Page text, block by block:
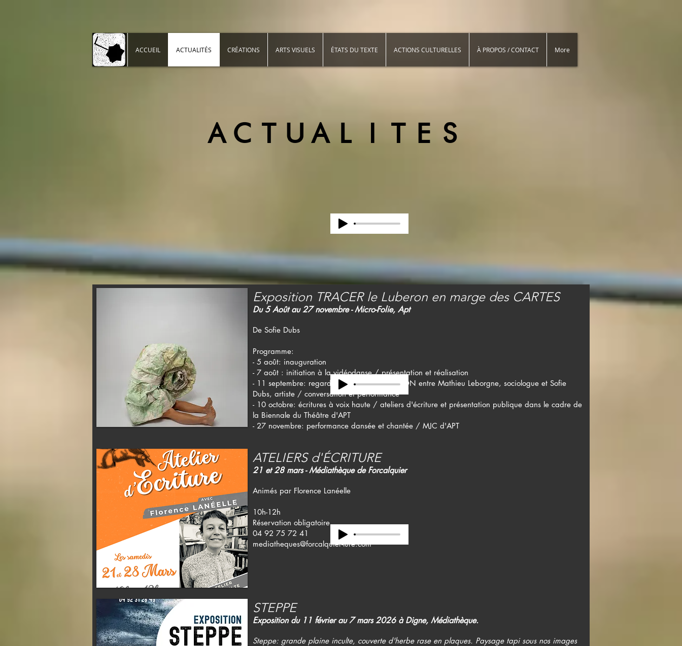
ACCUEIL ACTUALITÉS CRÉATIONS ARTS VISUELS ÉTATS DU TEXTE ACTIONS CULTURELLES À PROPOS / CONTACT More
ACTUALITES
Exposition TRACER le Luberon en marge des CARTES
Du 5 Août au 27 novembre - Micro-Folie, Apt
De Sofie Dubs
Programme:
- 5 août: inauguration
- 7 août : initiation à la vidéodanse / présentation et réalisation
- 11 septembre: regards croisés sur le LUBERON entre Mathieu Leborgne, sociologue et Sofie
Dubs, artiste / conversation et performance
- 10 octobre: écritures à voix haute / ateliers d'écriture et présentation publique dans le cadre de
la Biennale du Théâtre d'APT
- 27 novembre: performance dansée et chantée / MJC d'APT
ATELIERS d'ÉCRITURE
21 et 28 mars - Médiathèque de Forcalquier
Animés par Florence Lanéelle
10h-12h
Réservation obligatoire
04 92 75 72 41
mediatheques@forcalquier-lure.com
STEPPE
Exposition du 11 février au 7 mars 2026 à Digne, Médiathèque.
Steppe: grande plaine inculte, couverte d'herbe rase en plaques. Paysage tapi sous nos images